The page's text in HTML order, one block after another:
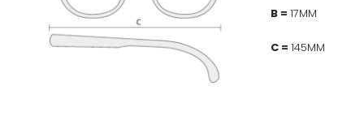
B = 17MM
C = 145MM